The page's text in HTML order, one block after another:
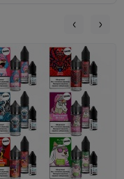
вам
в режим
Boost, чтобы
от
RDL 0.5